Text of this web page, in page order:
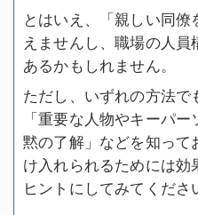
とはいえ、「親しい同
えませんし、職場の人
あるかもしれません。
ただし、いずれの方法で
「重要な人物やキーパ
黙の了解」などを知って
け入れられるためには
ヒントにしてみてくださ